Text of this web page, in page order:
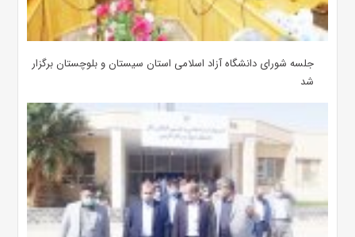
جلسه شورای دانشگاه آزاد اسلامی استان سیستان و بلوچستان برگزار
شد